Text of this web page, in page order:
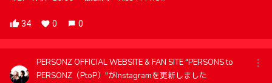
34 0 0
PERSONZ OFFICIAL WEBSITE & FAN SITE "PERSONS to
PERSONZ（PtoP）"がInstagramを更新しました